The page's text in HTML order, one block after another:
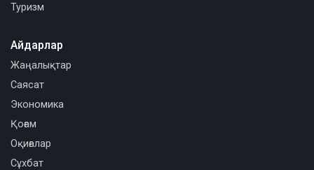
Туризм
Айдарлар
Жаңалықтар
Саясат
Экономика
Қоғам
Оқиғалар
Сұхбат